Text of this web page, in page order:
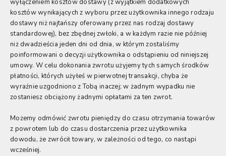
wyłączeniem kosztów dostawy (z wyjątkiem dodatkowych
kosztów wynikających z wyboru przez użytkownika innego rodzaju
dostawy niż najtańszy oferowany przez nas rodzaj dostawy
standardowej), bez zbędnej zwłoki, a w każdym razie nie później
niż dwadzieścia jeden dni od dnia, w którym zostaliśmy
poinformowani o decyzji użytkownika o odstąpieniu od niniejszej
umowy. W celu dokonania zwrotu użyjemy tych samych środków
płatności, których użyłeś w pierwotnej transakcji, chyba że
wyraźnie uzgodniono z Tobą inaczej; w żadnym wypadku nie
zostaniesz obciążony żadnymi opłatami za ten zwrot.
Możemy odmówić zwrotu pieniędzy do czasu otrzymania towarów
z powrotem lub do czasu dostarczenia przez użytkownika
dowodu, że zwrócił towary, w zależności od tego, co nastąpi
wcześniej.